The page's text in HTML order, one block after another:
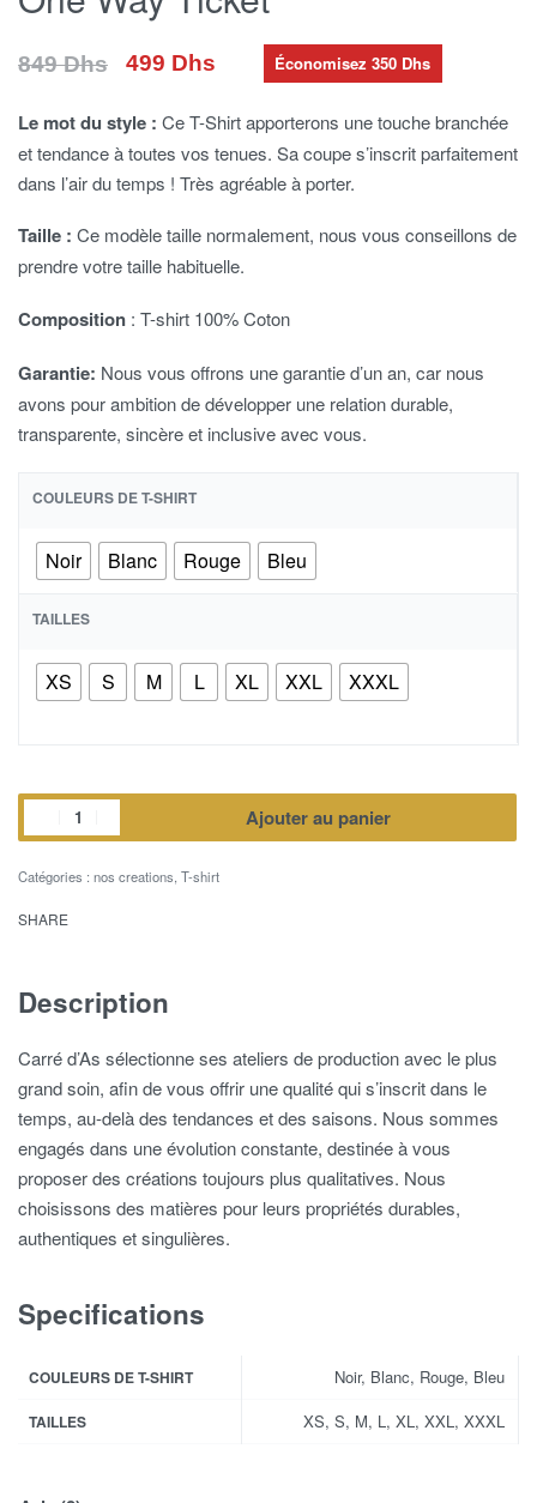
849Dhs 499 Dhs Économisez 350 Dhs
Le mot du style : Ce T-Shirt apporterons une touche branchée
et tendance à toutes vos tenues. Sa coupe s’inscrit parfaitement
dans l’air du temps ! Très agréable à porter.
Taille : Ce modèle taille normalement, nous vous conseillons de
prendre votre taille habituelle.
Composition : T-shirt 100% Coton
Garantie: Nous vous offrons une garantie d’un an, car nous
avons pour ambition de développer une relation durable,
transparente, sincère et inclusive avec vous.
COULEURS DE T-SHIRT
Noir Blanc Rouge Bleu
TAILLES
XS S M L XL XXL XXXL
Ajouter au panier
Catégories : nos creations T-shirt
SHARE
Description
Carré d’As sélectionne ses ateliers de production avec le plus
grand soin, afin de vous offrir une qualité qui s’inscrit dans le
temps, au-delà des tendances et des saisons. Nous sommes
engagés dans une évolution constante, destinée à vous
proposer des créations toujours plus qualitatives. Nous
choisissons des matières pour leurs propriétés durables,
authentiques et singulières.
Specifications
COULEURS DE T-SHIRT Noir, Blanc, Rouge, Bleu
TAILLES XS, S, M, L, XL, XXL, XXXL